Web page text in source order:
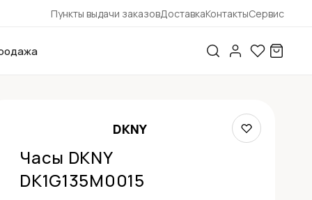
Пункты выдачи заказовДоставкаКонтактыСервис
DKNY
Часы DKNY
DK1G135M0015